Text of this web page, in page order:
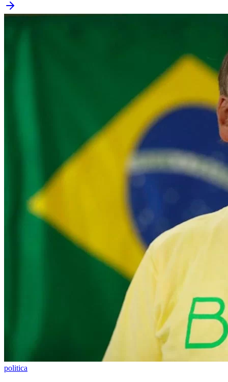
Internacional
politica